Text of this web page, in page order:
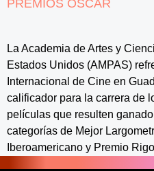
PREMIOS OSCAR
La Academia de Artes y
Estados Unidos (AMPAS)
Internacional de Cine en
calificador para la carrera de
películas que resulten
categorías de Mejor
Iberoamericano y Premio